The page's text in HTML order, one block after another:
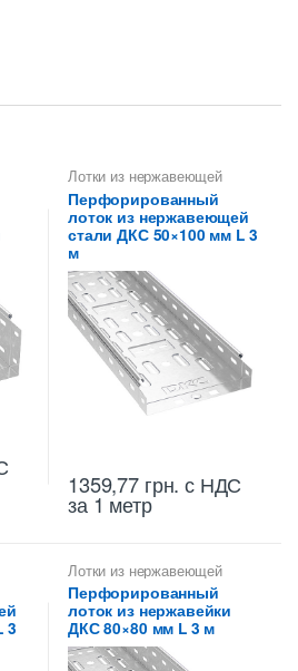
Лотки из нержавеющей
стали Лотки металлические
высотой 50 мм
Перфорированный
лоток из нержавеющей
стали ДКС 50×100 мм L 3
м
1359,77 грн. с НДС
за 1 метр
3
Лотки из нержавеющей
стали
Перфорированный
лоток из нержавейки
ДКС 80×80 мм L 3 м